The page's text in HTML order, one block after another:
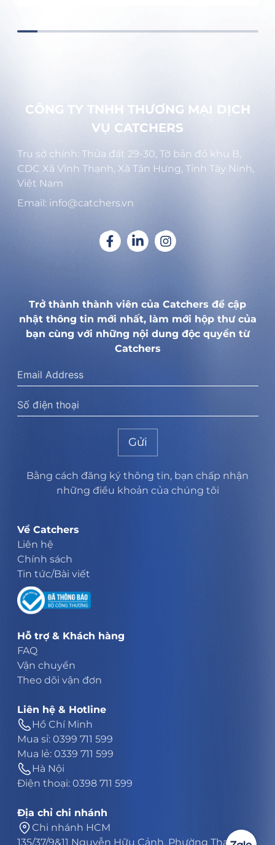
CÔNG TY TNHH THƯƠNG MẠI DỊCH
VỤ CATCHERS
Trụ sở chính: Thửa đất 29-30, Tờ bản đồ khu B,
CDC Xã Vĩnh Thạnh, Xã Tân Hưng, Tỉnh Tây Ninh,
Việt Nam
Email: info@catchers.vn
Trở thành thành viên của Catchers để cập
nhật thông tin mới nhất, làm mới hộp thư của
bạn cùng với những nội dung độc quyền từ
Catchers
Gửi
Bằng cách đăng ký thông tin, bạn chấp nhận
những điều khoản của chúng tôi
Về Catchers
Liên hệ
Chính sách
Tin tức/Bài viết
Hỗ trợ & Khách hàng
FAQ
Vận chuyển
Theo dõi vận đơn
Liên hệ & Hotline
Hồ Chí Minh
Mua sỉ: 0399 711 599
Mua lẻ: 0339 711 599
Hà Nội
Điện thoại: 0398 711 599
Địa chỉ chi nhánh
Chi nhánh HCM
135/37/9&11 Nguyễn Hữu Cảnh, Phường Thạnh